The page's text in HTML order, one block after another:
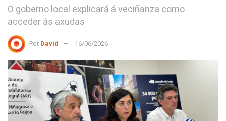
O goberno local explicará á veciñanza como
acceder ás axudas
Por David 16/06/2026